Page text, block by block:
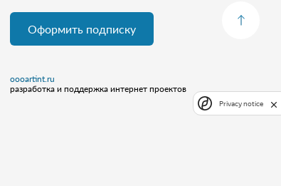
Оформить подписку
oooartint.ru
разработка и поддержка интернет проектов
Privacy notice